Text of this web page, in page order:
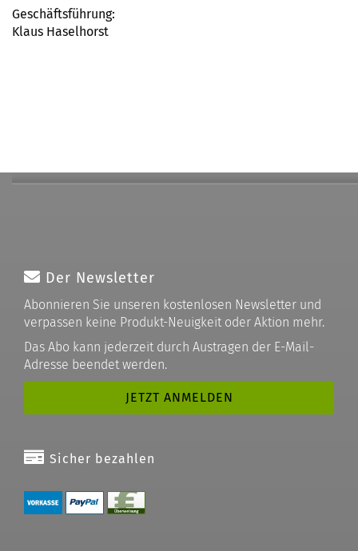
Geschäftsführung:
Klaus Haselhorst
Der Newsletter
Abonnieren Sie unseren kostenlosen Newsletter und
verpassen keine Produkt-Neuigkeit oder Aktion mehr.
Das Abo kann jederzeit durch Austragen der E-Mail-
Adresse beendet werden.
Sicher bezahlen